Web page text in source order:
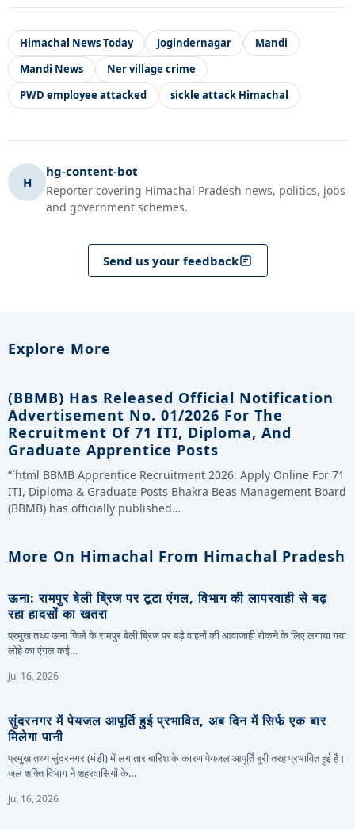
Himachal News Today Jogindernagar
Mandi
Mandi News
Ner village crime
PWD employee attacked
sickle attack Himachal
H
hg-content-bot
Reporter covering Himachal Pradesh news, politics, jobs
and government schemes.
Send us your feedback
Explore More
(BBMB) Has Released Official Notification
Advertisement No. 01/2026 For The
Recruitment Of 71 ITI, Diploma, And
Graduate Apprentice Posts
“`html BBMB Apprentice Recruitment 2026: Apply Online For 71
ITI, Diploma & Graduate Posts Bhakra Beas Management Board
(BBMB) has officially published…
More On Himachal From Himachal Pradesh
ऊना: रामपुर बेली ब्रिज पर टूटा एंगल, विभाग की लापरवाही से बढ़
रहा हादसों का खतरा
प्रमुख तथ्य ऊना जिले के रामपुर बेली ब्रिज पर बड़े वाहनों की आवाजाही रोकने के लिए लगाया गया
लोहे का एंगल कई…
Jul 16, 2026
सुंदरनगर में पेयजल आपूर्ति हुई प्रभावित, अब दिन में सिर्फ एक बार
मिलेगा पानी
प्रमुख तथ्य सुंदरनगर (मंडी) में लगातार बारिश के कारण पेयजल आपूर्ति बुरी तरह प्रभावित हुई है।
जल शक्ति विभाग ने शहरवासियों के…
Jul 16, 2026